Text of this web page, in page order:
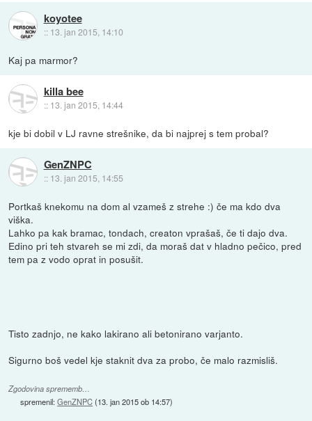
koyotee
:: 13. jan 2015, 14:10
Kaj pa marmor?
killa bee
:: 13. jan 2015, 14:44
kje bi dobil v LJ ravne strešnike, da bi najprej s tem probal?
GenZNPC
:: 13. jan 2015, 14:55
Portkaš knekomu na dom al vzameš z strehe :) če ma kdo dva
viška.
Lahko pa kak bramac, tondach, creaton vprašaš, če ti dajo dva.
Edino pri teh stvareh se mi zdi, da moraš dat v hladno pečico, pred
tem pa z vodo oprat in posušit.
Tisto zadnjo, ne kako lakirano ali betonirano varjanto.
Sigurno boš vedel kje staknit dva za probo, če malo razmisliš.
Zgodovina sprememb…
spremenil:GenZNPC(13. jan 2015 ob 14:57)